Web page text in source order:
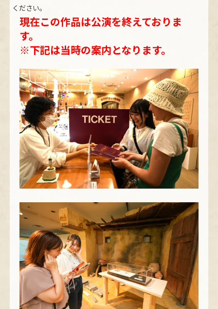
ください。
現在この作品は公演を終えておりま
す。
※下記は当時の案内となります。